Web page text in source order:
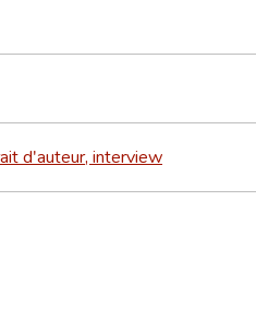
d'auteur, interview